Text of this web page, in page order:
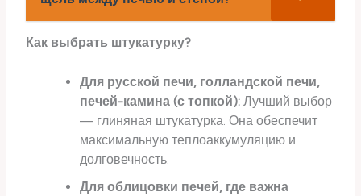
Как выбрать штукатурку?
Для русской печи, голландской печи,
печей-камина (с топкой):Лучший выбор
— глиняная штукатурка. Она обеспечит
максимальную теплоаккумуляцию и
долговечность.
Для облицовки печей, где важна